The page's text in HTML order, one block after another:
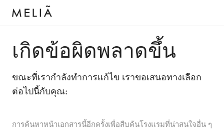
เกิดข้อผิดพลาดขึ้น
ขณะที่เรากำลังทำการแก้ไข เราขอเสนอทางเลือก
ต่อไปนี้กับคุณ:
การค้นหาหน้าเอกสารนี้อีกครั้งเพื่อสืบค้นโรงแรมที่น่าสนใจอื่น ๆ